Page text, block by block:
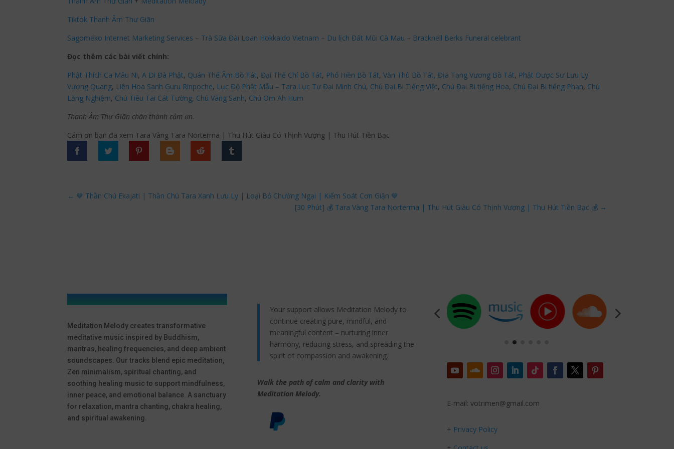
Tiktok Thanh Âm Thư Giãn
Sagomeko Internet Marketing Services – Trà Sữa Đài Loan Hokkaido Vietnam – Du lịch Đất Mũi Cà Mau – Bracknell Berks Funeral celebrant
Đọc thêm các bài viết chính:
Phật Thích Ca Mâu Ni, A Di Đà Phật, Quán Thế Âm Bồ Tát, Đại Thế Chí Bồ Tát, Phổ Hiền Bồ Tát, Văn Thù Bồ Tát, Địa Tạng Vương Bồ Tát, Phật Dược Sư Lưu Ly
Vương Quang, Liên Hoa Sanh Guru Rinpoche, Lục Độ Phật Mẫu – Tara.Lục Tự Đại Minh Chú, Chú Đại Bi Tiếng Việt, Chú Đại Bi tiếng Hoa, Chú Đại Bi tiếng Phạn, Chú
Lăng Nghiệm, Chú Tiêu Tai Cát Tường, Chú Vãng Sanh, Chú Om Ah Hum
Thanh Âm Thư Giãn chân thành cảm ơn.
Cám ơn bạn đã xem Tara Vàng Tara Norterma | Thu Hút Giàu Có Thịnh Vượng | Thu Hút Tiền Bạc
← 💙 Thần Chú Ekajati | Thần Chú Tara Xanh Lưu Ly | Loại Bỏ Chướng Ngại | Kiểm Soát Cơn Giận 💙
[30 Phút] 💰 Tara Vàng Tara Norterma | Thu Hút Giàu Có Thịnh Vượng | Thu Hút Tiền Bạc 💰→
Meditation Melody creates transformative
meditative music inspired by Buddhism,
mantras, healing frequencies, and deep ambient
soundscapes. Our tracks blend epic meditation,
Zen minimalism, spiritual chanting, and
soothing healing music to support mindfulness,
inner peace, and emotional balance. A sanctuary
for relaxation, mantra chanting, chakra healing,
and spiritual awakening.
Your support allows Meditation Melody to
continue creating pure, mindful, and
meaningful content – nurturing inner
harmony, reducing stress, and spreading the
spirit of compassion and awakening.
Walk the path of calm and clarity with
Meditation Melody.
E-mail: votrimen@gmail.com
+ Privacy Policy